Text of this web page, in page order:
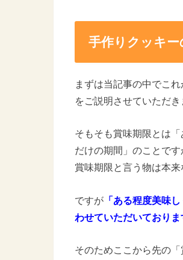
手作りクッキ
まずは当記事の中でこ
をご説明させていただき
そもそも賞味期限とは
だけの期間」のことで
賞味期限と言う物は本来
ですが 「ある程度美味
わせていただいておりま
そのためここから先の